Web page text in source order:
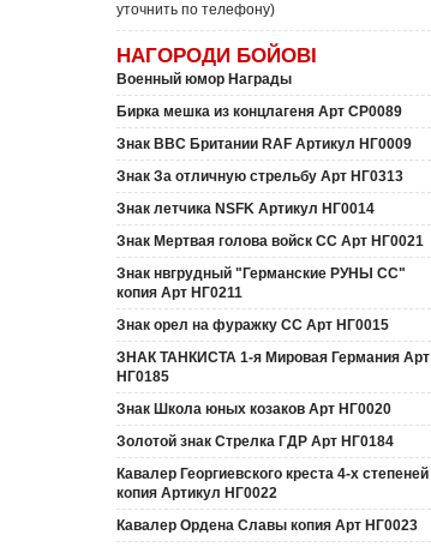
уточнить по телефону)
НАГОРОДИ БОЙОВІ
Военный юмор Награды
Бирка мешка из концлагеня Арт СР0089
Знак ВВС Британии RAF Артикул НГ0009
Знак За отличную стрельбу Арт НГ0313
Знак летчика NSFK Артикул НГ0014
Знак Мертвая голова войск СС Арт НГ0021
Знак нвгрудный "Германские РУНЫ СС"
копия Арт НГ0211
Знак орел на фуражку СС Арт НГ0015
ЗНАК ТАНКИСТА 1-я Мировая Германия Арт
НГ0185
Знак Школа юных козаков Арт НГ0020
Золотой знак Стрелка ГДР Арт НГ0184
Кавалер Георгиевского креста 4-х степеней
копия Артикул НГ0022
Кавалер Ордена Славы копия Арт НГ0023